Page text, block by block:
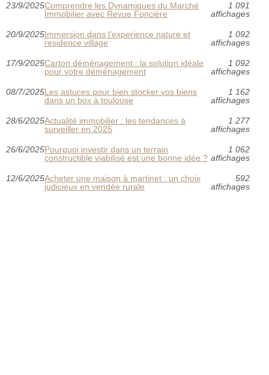
23/9/2025Comprendre les Dynamiques du Marché
Immobilier avec Revue Foncière
1 091
affichages
20/9/2025Immersion dans l’experience nature et
residence village
1 092
affichages
17/9/2025Carton déménagement : la solution idéale
pour votre déménagement
1 092
affichages
08/7/2025Les astuces pour bien stocker vos biens
dans un box à toulouse
1 162
affichages
28/6/2025Actualité immobilier : les tendances à
surveiller en 2025
1 277
affichages
26/6/2025Pourquoi investir dans un terrain
constructible viabilisé est une bonne idée ?
1 062
affichages
12/6/2025Acheter une maison à martinet : un choix
judicieux en vendée rurale
592
affichages